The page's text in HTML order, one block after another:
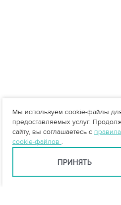
Мы используем cookie-файлы
предоставляемых услуг.
сайту, вы соглашаетесь с
cookie-файлов .
ПРИНЯТЬ